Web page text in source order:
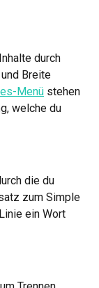
durch
Breite
Menü stehen
welche du
die du
zum Simple
ein Wort